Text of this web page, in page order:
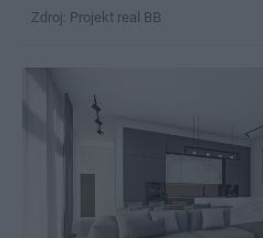
Zdroj: Projekt real BB